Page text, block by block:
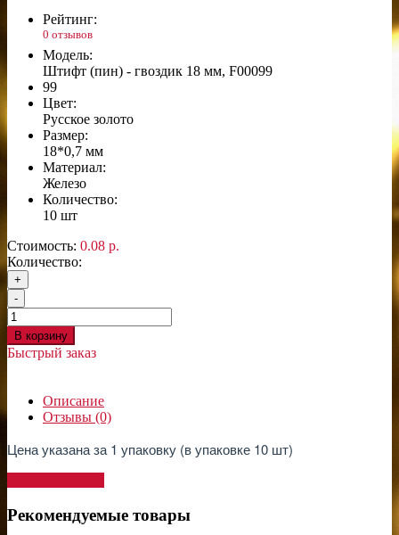
Рейтинг:
0 отзывов
Модель:
Штифт (пин) - гвоздик 18 мм, F00099
99
Цвет:
Русское золото
Размер:
18*0,7 мм
Материал:
Железо
Количество:
10 шт
Стоимость: 0.08 р.
Количество:
+
-
В корзину
Быстрый заказ
Описание
Отзывы (0)
Цена указана за 1 упаковку (в упаковке 10 шт)
Рекомендуемые товары